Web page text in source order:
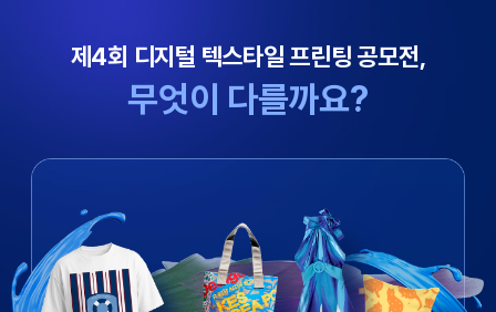
제4회 디지털 텍스타일 프린팅 공모전,
무엇이 다를까요?